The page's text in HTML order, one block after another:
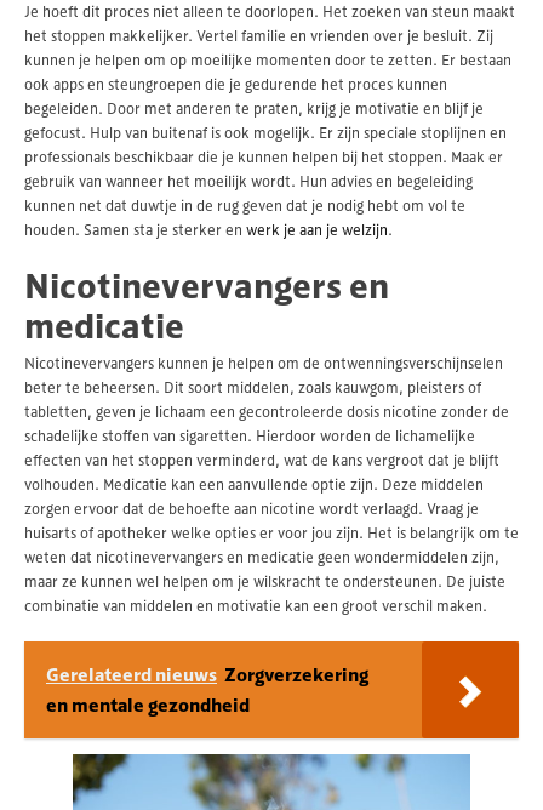
Je hoeft dit proces niet alleen te doorlopen. Het zoeken van steun maakt
het stoppen makkelijker. Vertel familie en vrienden over je besluit. Zij
kunnen je helpen om op moeilijke momenten door te zetten. Er bestaan
ook apps en steungroepen die je gedurende het proces kunnen
begeleiden. Door met anderen te praten, krijg je motivatie en blijf je
gefocust. Hulp van buitenaf is ook mogelijk. Er zijn speciale stoplijnen en
professionals beschikbaar die je kunnen helpen bij het stoppen. Maak er
gebruik van wanneer het moeilijk wordt. Hun advies en begeleiding
kunnen net dat duwtje in de rug geven dat je nodig hebt om vol te
houden. Samen sta je sterker en werk je aan je welzijn.
Nicotinevervangers en
medicatie
Nicotinevervangers kunnen je helpen om de ontwenningsverschijnselen
beter te beheersen. Dit soort middelen, zoals kauwgom, pleisters of
tabletten, geven je lichaam een gecontroleerde dosis nicotine zonder de
schadelijke stoffen van sigaretten. Hierdoor worden de lichamelijke
effecten van het stoppen verminderd, wat de kans vergroot dat je blijft
volhouden. Medicatie kan een aanvullende optie zijn. Deze middelen
zorgen ervoor dat de behoefte aan nicotine wordt verlaagd. Vraag je
huisarts of apotheker welke opties er voor jou zijn. Het is belangrijk om te
weten dat nicotinevervangers en medicatie geen wondermiddelen zijn,
maar ze kunnen wel helpen om je wilskracht te ondersteunen. De juiste
combinatie van middelen en motivatie kan een groot verschil maken.
Gerelateerd nieuws Zorgverzekering
en mentale gezondheid